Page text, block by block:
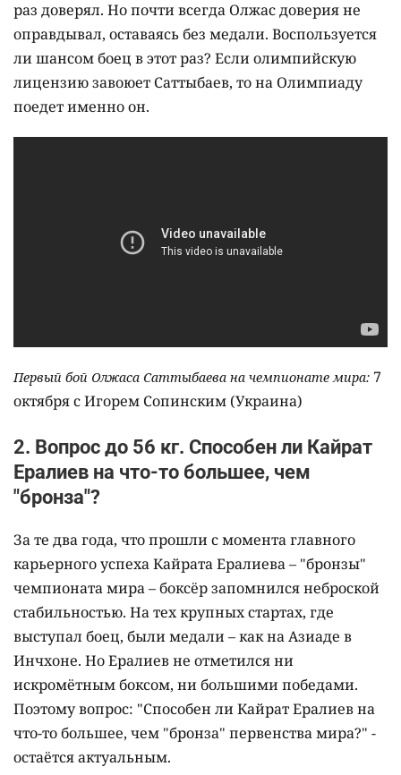
раз доверял. Но почти всегда Олжас доверия не
оправдывал, оставаясь без медали. Воспользуется
ли шансом боец в этот раз? Если олимпийскую
лицензию завоюет Саттыбаев, то на Олимпиаду
поедет именно он.
Первый бой Олжаса Саттыбаева на чемпионате мира: 7
октября с Игорем Сопинским (Украина)
2. Вопрос до 56 кг. Способен ли Кайрат
Ералиев на что-то большее, чем
"бронза"?
За те два года, что прошли с момента главного
карьерного успеха Кайрата Ералиева – "бронзы"
чемпионата мира – боксёр запомнился неброской
стабильностью. На тех крупных стартах, где
выступал боец, были медали – как на Азиаде в
Инчхоне. Но Ералиев не отметился ни
искромётным боксом, ни большими победами.
Поэтому вопрос: "Способен ли Кайрат Ералиев на
что-то большее, чем "бронза" первенства мира?" -
остаётся актуальным.